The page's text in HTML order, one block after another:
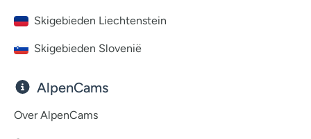
Skigebieden Liechtenstein
Skigebieden Slovenië
AlpenCams
Over AlpenCams